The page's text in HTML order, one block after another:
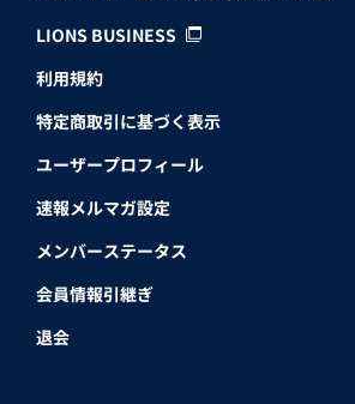
LIONS BUSINESS
利用規約
特定商取引に基づく表示
ユーザープロフィール
速報メルマガ設定
メンバーステータス
会員情報引継ぎ
退会